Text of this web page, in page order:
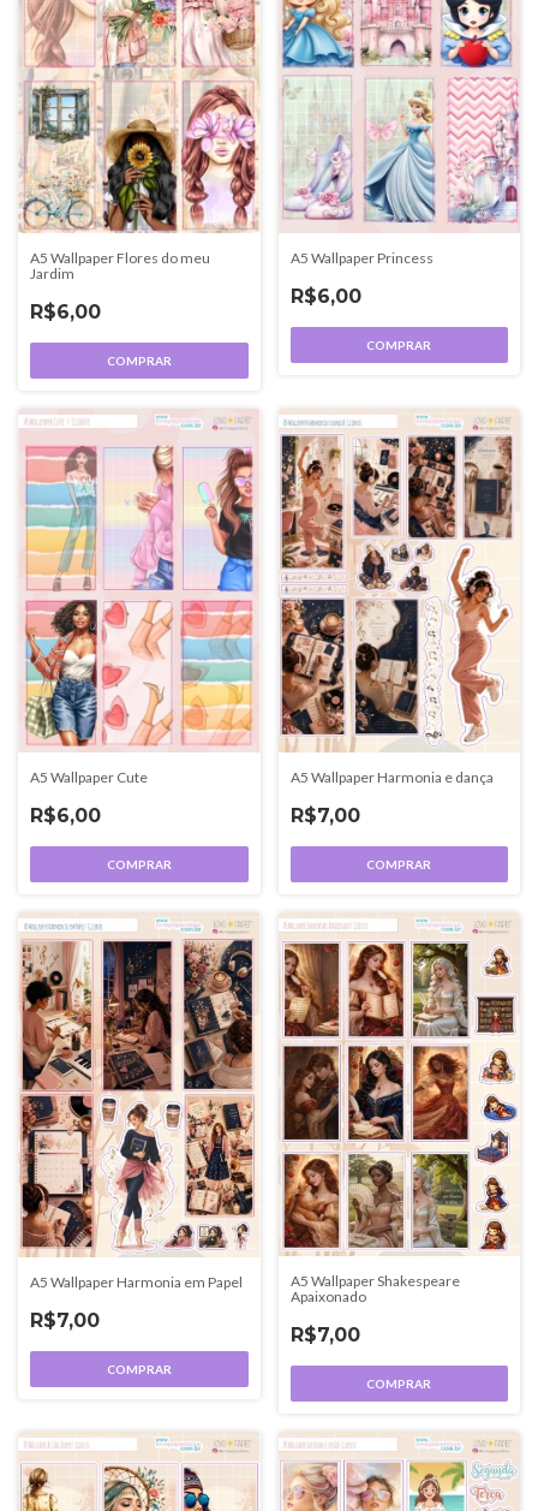
A5 Wallpaper Flores do meu
Jardim
R$6,00
COMPRAR
A5 Wallpaper Princess
R$6,00
COMPRAR
A5 Wallpaper Cute
R$6,00
COMPRAR
A5 Wallpaper Harmonia e dança
R$7,00
COMPRAR
A5 Wallpaper Harmonia em Papel
R$7,00
COMPRAR
A5 Wallpaper Shakespeare
Apaixonado
R$7,00
COMPRAR